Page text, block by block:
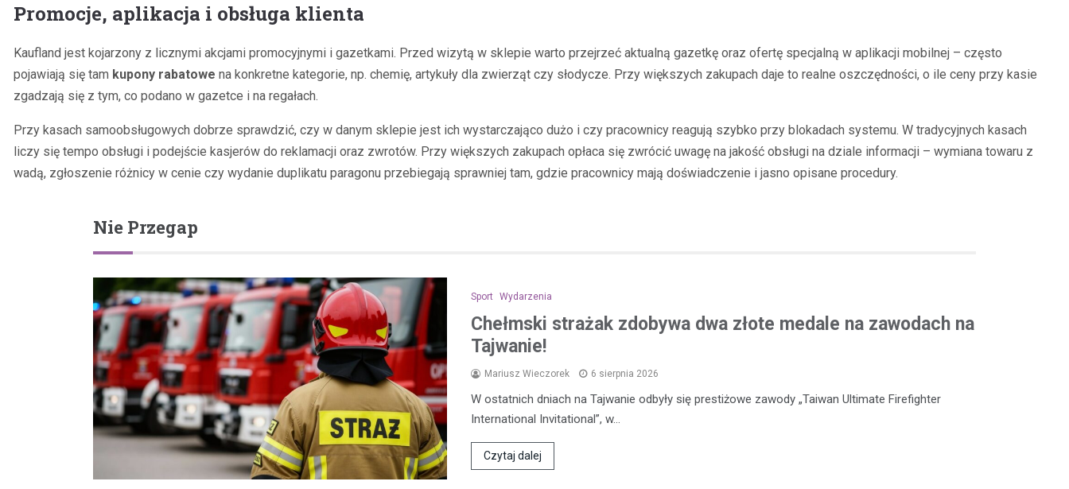
Promocje, aplikacja i obsługa klienta
Kaufland jest kojarzony z licznymi akcjami promocyjnymi i gazetkami. Przed wizytą w sklepie warto przejrzeć aktualną gazetkę oraz ofertę specjalną w aplikacji mobilnej – często
pojawiają się tam kupony rabatowe na konkretne kategorie, np. chemię, artykuły dla zwierząt czy słodycze. Przy większych zakupach daje to realne oszczędności, o ile ceny przy kasie
zgadzają się z tym, co podano w gazetce i na regałach.
Przy kasach samoobsługowych dobrze sprawdzić, czy w danym sklepie jest ich wystarczająco dużo i czy pracownicy reagują szybko przy blokadach systemu. W tradycyjnych kasach
liczy się tempo obsługi i podejście kasjerów do reklamacji oraz zwrotów. Przy większych zakupach opłaca się zwrócić uwagę na jakość obsługi na dziale informacji – wymiana towaru z
wadą, zgłoszenie różnicy w cenie czy wydanie duplikatu paragonu przebiegają sprawniej tam, gdzie pracownicy mają doświadczenie i jasno opisane procedury.
Nie Przegap
Sport Wydarzenia
Chełmski strażak zdobywa dwa złote medale na zawodach na
Tajwanie!
Mariusz Wieczorek 6 sierpnia 2026
W ostatnich dniach na Tajwanie odbyły się prestiżowe zawody „Taiwan Ultimate Firefighter
International Invitational”, w…
Czytaj dalej